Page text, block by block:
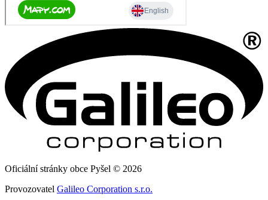
Oficiální stránky obce Pyšel © 2026
Provozovatel Galileo Corporation s.r.o.